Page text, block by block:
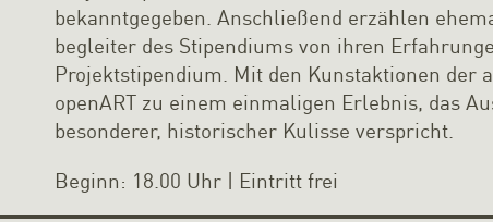
bekanntgegeben. Anschließend erzählen
begleiter des Stipendiums von ihren
Projektstipendium. Mit den Kunstaktionen der
openART zu einem einmaligen Erlebnis, das
besonderer, historischer Kulisse verspricht.
Beginn: 18.00 Uhr | Eintritt frei